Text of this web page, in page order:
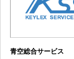
青空総合サービス